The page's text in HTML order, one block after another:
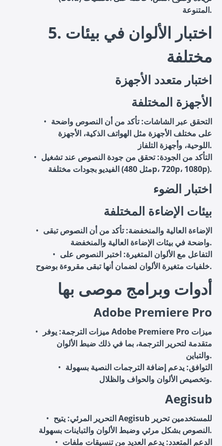
المتنوعة.
5. اختبار الألوان في بيئات
مختلفة
اختبار متعدد الأجهزة
الأجهزة المختلفة
التحقق عبر الشاشات: تأكد من أن النصوص واضحة
على مختلف الأجهزة مثل الهواتف الذكية، الأجهزة
اللوحية، وأجهزة التلفاز.
التأكد من الجودة: تحقق من جودة النصوص عند تشغيل
الفيديو بجودات مختلفة (مثل 480p، 720p، 1080p).
اختبار الضوء
بيئات الإضاءة المختلفة
الإضاءة العالية والمنخفضة: تأكد من أن النصوص تبقى
واضحة في بيئات الإضاءة العالية والمنخفضة.
التفاعل مع الألوان المتغيرة: اختبر النصوص على
خلفيات متغيرة الألوان لضمان أنها تبقى مقروءة بوضوح.
أدوات وبرامج موصى بها
Adobe Premiere Pro
ميزات الترجمة: يوفر Adobe Premiere Pro ميزات
متقدمة لتحرير الترجمة، بما في ذلك ضبط الألوان
والتباين.
التوافق: يدعم إضافة الترجمات النصية بسهولة
وتخصيص الألوان والحواف والظلال.
Aegisub
التحرير المرئي: يتيح Aegisub للمستخدمين تحرير
النصوص بشكل مرئي وضبط الألوان والتباينات بسهولة.
الدعم المتعدد: يدعم العديد من تنسيقات ملفات